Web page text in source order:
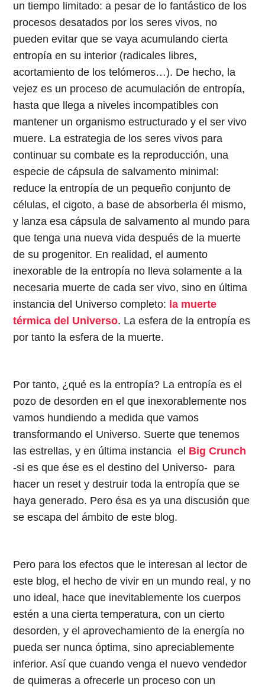
un tiempo limitado: a pesar de lo fantástico de los
procesos desatados por los seres vivos, no
pueden evitar que se vaya acumulando cierta
entropía en su interior (radicales libres,
acortamiento de los telómeros…). De hecho, la
vejez es un proceso de acumulación de entropía,
hasta que llega a niveles incompatibles con
mantener un organismo estructurado y el ser vivo
muere. La estrategia de los seres vivos para
continuar su combate es la reproducción, una
especie de cápsula de salvamento minimal:
reduce la entropía de un pequeño conjunto de
células, el cigoto, a base de absorberla él mismo,
y lanza esa cápsula de salvamento al mundo para
que tenga una nueva vida después de la muerte
de su progenitor. En realidad, el aumento
inexorable de la entropía no lleva solamente a la
necesaria muerte de cada ser vivo, sino en última
instancia del Universo completo: la muerte
térmica del Universo. La esfera de la entropía es
por tanto la esfera de la muerte.
Por tanto, ¿qué es la entropía? La entropía es el
pozo de desorden en el que inexorablemente nos
vamos hundiendo a medida que vamos
transformando el Universo. Suerte que tenemos
las estrellas, y en última instancia el Big Crunch
-si es que ése es el destino del Universo- para
hacer un reset y destruir toda la entropía que se
haya generado. Pero ésa es ya una discusión que
se escapa del ámbito de este blog.
Pero para los efectos que le interesan al lector de
este blog, el hecho de vivir en un mundo real, y no
uno ideal, hace que inevitablemente los cuerpos
estén a una cierta temperatura, con un cierto
desorden, y el aprovechamiento de la energía no
pueda ser nunca óptima, sino apreciablemente
inferior. Así que cuando venga el nuevo vendedor
de quimeras a ofrecerle un proceso con un